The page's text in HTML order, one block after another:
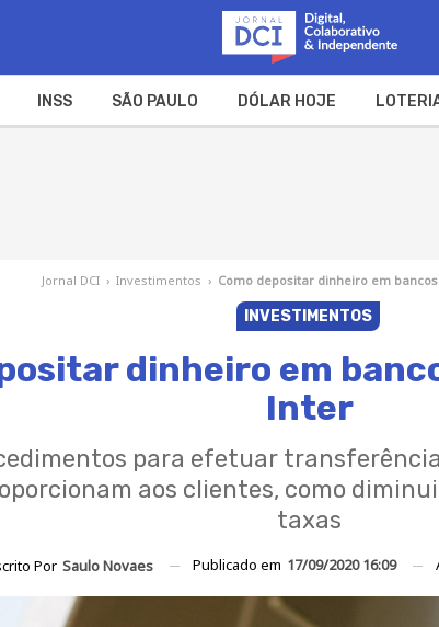
INSS SÃO PAULO DÓLAR HOJE
Jornal DCI › Investimentos › Como depositar dinheiro em
INVESTIMENTOS
dinheiro em
Inter
para efetuar
aos clientes, como
taxas
Por Saulo Novaes Publicado em 17/09/2020 16:09